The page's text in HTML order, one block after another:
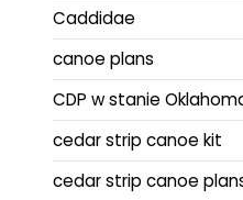
Caddidae
canoe plans
CDP w stanie
cedar strip canoe kit
cedar strip canoe